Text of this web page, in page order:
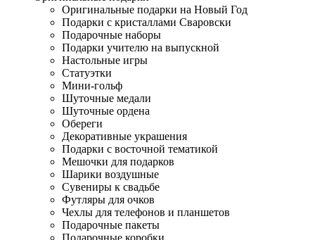
Оригинальные подарки на Новый Год
Подарки с кристаллами Сваровски
Подарочные наборы
Подарки учителю на выпускной
Настольные игры
Статуэтки
Мини-гольф
Шуточные медали
Шуточные ордена
Обереги
Декоративные украшения
Подарки с восточной тематикой
Мешочки для подарков
Шарики воздушные
Сувениры к свадьбе
Футляры для очков
Чехлы для телефонов и планшетов
Подарочные пакеты
Подарочные коробки